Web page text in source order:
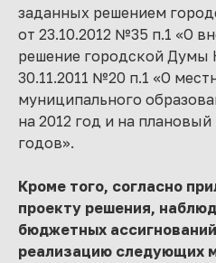
заданных решением
от 23.10.2012 №35 п.1 «О
решение городской Думы
30.11.2011 №20 п.1 «О
муниципального
на 2012 год и на
годов».
Кроме того, согласно
проекту решения,
бюджетных
реализацию следующих